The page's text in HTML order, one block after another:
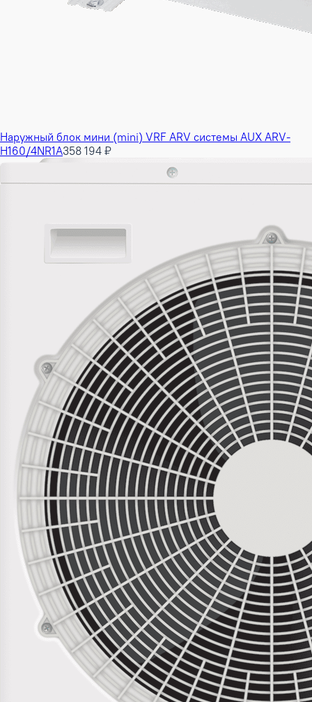
Наружный блок мини (mini) VRF ARV системы AUX ARV-
H160/4NR1A358 194 ₽